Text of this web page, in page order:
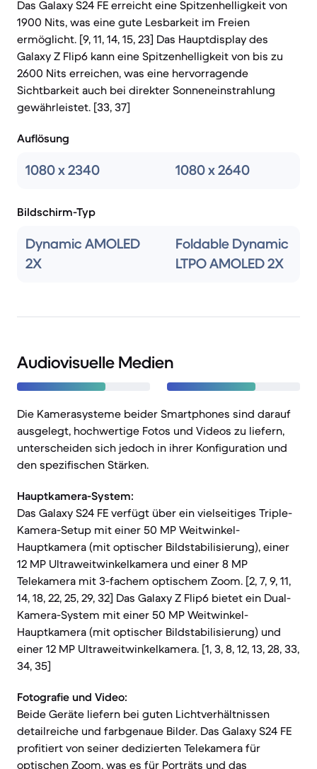
Das Galaxy S24 FE erreicht eine Spitzenhelligkeit von
1900 Nits, was eine gute Lesbarkeit im Freien
ermöglicht. [9, 11, 14, 15, 23] Das Hauptdisplay des
Galaxy Z Flip6 kann eine Spitzenhelligkeit von bis zu
2600 Nits erreichen, was eine hervorragende
Sichtbarkeit auch bei direkter Sonneneinstrahlung
gewährleistet. [33, 37]
Auflösung
1080 x 2340 1080 x 2640
Bildschirm-Typ
Dynamic AMOLED
2X
Foldable Dynamic
LTPO AMOLED 2X
Audiovisuelle Medien
Die Kamerasysteme beider Smartphones sind darauf
ausgelegt, hochwertige Fotos und Videos zu liefern,
unterscheiden sich jedoch in ihrer Konfiguration und
den spezifischen Stärken.
Hauptkamera-System:
Das Galaxy S24 FE verfügt über ein vielseitiges Triple-
Kamera-Setup mit einer 50 MP Weitwinkel-
Hauptkamera (mit optischer Bildstabilisierung), einer
12 MP Ultraweitwinkelkamera und einer 8 MP
Telekamera mit 3-fachem optischem Zoom. [2, 7, 9, 11,
14, 18, 22, 25, 29, 32] Das Galaxy Z Flip6 bietet ein Dual-
Kamera-System mit einer 50 MP Weitwinkel-
Hauptkamera (mit optischer Bildstabilisierung) und
einer 12 MP Ultraweitwinkelkamera. [1, 3, 8, 12, 13, 28, 33,
34, 35]
Fotografie und Video:
Beide Geräte liefern bei guten Lichtverhältnissen
detailreiche und farbgenaue Bilder. Das Galaxy S24 FE
profitiert von seiner dedizierten Telekamera für
optischen Zoom, was es für Porträts und das